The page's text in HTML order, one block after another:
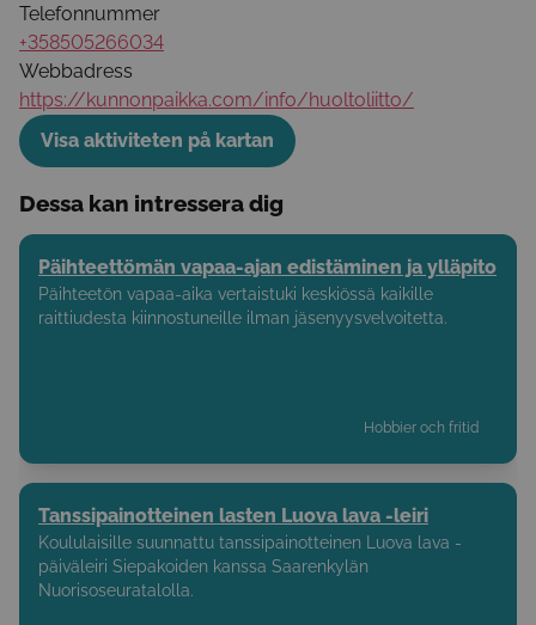
Telefonnummer
+358505266034
Webbadress
https://kunnonpaikka.com/info/huoltoliitto/
Visa aktiviteten på kartan
Dessa kan intressera dig
Päihteettömän vapaa-ajan edistäminen ja ylläpito
Päihteetön vapaa-aika vertaistuki keskiössä kaikille
raittiudesta kiinnostuneille ilman jäsenyysvelvoitetta.
Hobbier och fritid
Tanssipainotteinen lasten Luova lava -leiri
Koululaisille suunnattu tanssipainotteinen Luova lava -
päiväleiri Siepakoiden kanssa Saarenkylän
Nuorisoseuratalolla.